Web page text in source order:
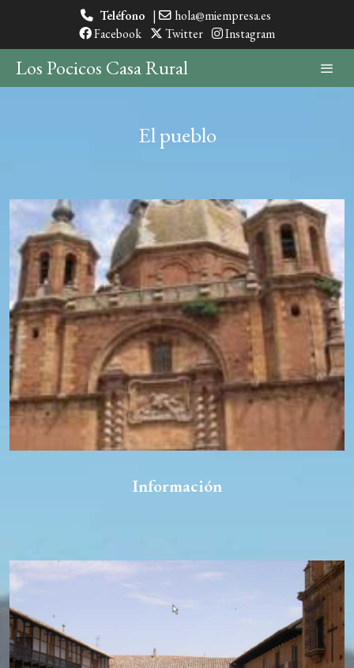
Teléfono |
hola@miempresa.es
Facebook
Twitter Instagram
Los Pocicos Casa Rural
El pueblo
Información